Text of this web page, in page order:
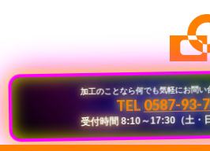
加工のことなら何でも気軽にお問い
TEL0587-93-
受付時間 8:10～17:30（土・